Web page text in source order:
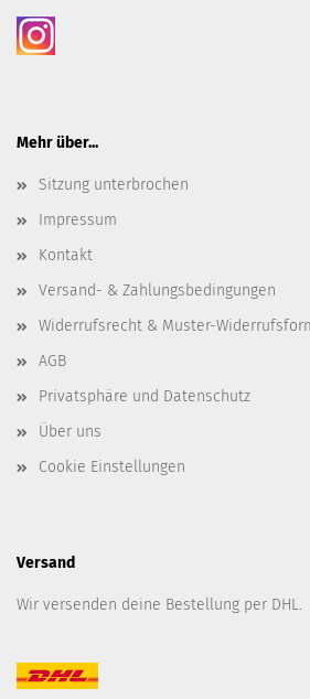
Mehr über...
Sitzung unterbrochen
Impressum
Kontakt
Versand- & Zahlungsbedingungen
Widerrufsrecht & Muster-
AGB
Privatsphäre und Datenschutz
Über uns
Cookie Einstellungen
Versand
Wir versenden deine Bestellung per DHL.